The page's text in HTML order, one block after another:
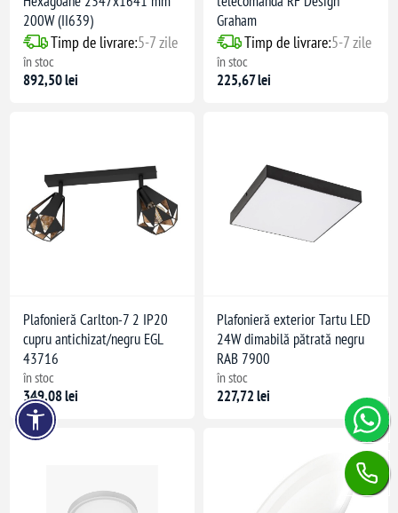
200W (II639)
Timp de livrare:5-7 zile
în stoc
892,50 lei
Graham
Timp de livrare:5-7 zile
în stoc
225,67 lei
Plafonieră Carlton-7 2 IP20
cupru antichizat/negru EGL
43716
în stoc
349,08 lei
Plafonieră exterior Tartu LED
24W dimabilă pătrată negru
RAB 7900
în stoc
227,72 lei